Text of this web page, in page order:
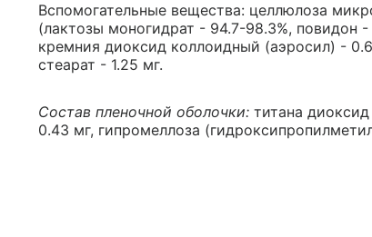
Вспомогательные вещества: целлюлоза
(лактозы моногидрат - 94.7-98.3%, повидон
кремния диоксид коллоидный (аэросил) -
стеарат - 1.25 мг.
Состав пленочной оболочки: титана
0.43 мг, гипромеллоза